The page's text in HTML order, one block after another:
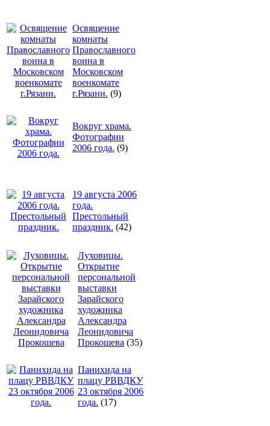
Освящение
комнаты
Православного
воина в
Московском
военкомате
г.Рязани. (9)
Вокруг храма.
Фотографии
2006 года. (9)
19 августа 2006
года.
Престольный
праздник. (42)
Луховицы.
Открытие
персональной
выставки
Зарайского
художника
Александра
Леонидовича
Прокошева (35)
Панихида на
плацу РВВДКУ
23 октября 2006
года. (17)